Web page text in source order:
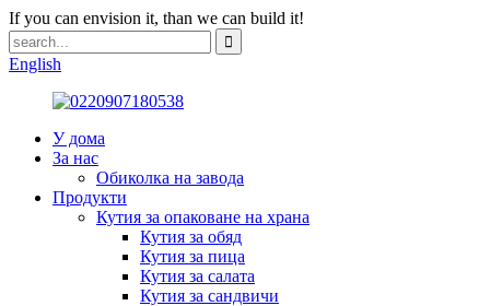
If you can envision it, than we can build it!
English
У дома
За нас
Обиколка на завода
Продукти
Кутия за опаковане на храна
Кутия за обяд
Кутия за пица
Кутия за салата
Кутия за сандвичи